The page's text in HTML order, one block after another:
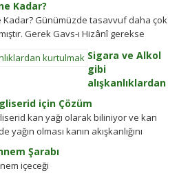
cips torbalarının daha fazla
Kadar?
Kadar? Günümüzde tasavvuf daha çok
Gerek Gavs-ı Hizânî gerekse
Sigara ve Alkol
gibi
alışkanlıklardan
Alkolden
Tiksindirmek ve
Kötü Huylardan
için Çözüm
kan yağı olarak biliniyor ve kan
yağın olması kanın akışkanlığını
Kalbe daha çok yük biniyor. Yaşlı
Şarabı
içeceği